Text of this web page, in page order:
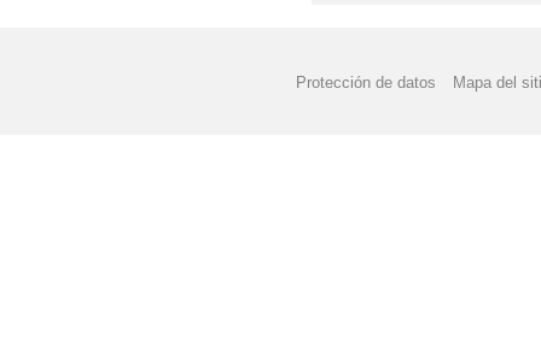
Protección de datos Mapa del